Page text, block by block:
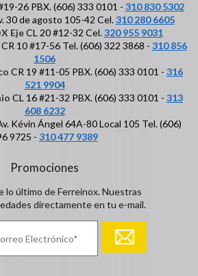
26 PBX. (606) 333 0101 - 310 830 5302
30 de agosto 105-42 Cel.310 280 6605
EjeCL 20 #12-32 Cel.320 955 9031
CR 10 #17-56 Tel. (606) 322 3868 - 310 856
1506
CR 19 #11-05 PBX. (606) 333 0101 - 316
521 9904
CL 16 #21-32 PBX. (606) 333 0101 - 313
608 6232
Kévin Ángel 64A-80 Local 105 Tel. (606)
9725 - 310 477 9389
Promociones
lo último de Ferreinox. Nuestras
directamente en tu e-mail.